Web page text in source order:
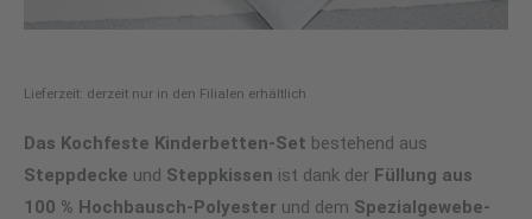
Lieferzeit: derzeit nur in den Filialen erhältlich
Das Kochfeste Kinderbetten-Set bestehend aus
Steppdecke und Steppkissen ist dank der Füllung aus
100 % Hochbausch-Polyester und dem Spezialgewebe-